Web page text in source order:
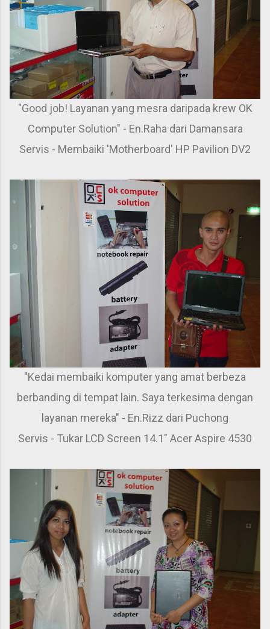
"Good job! Layanan yang mesra daripada krew OK
Computer Solution" - En.Raha dari Damansara
Servis - Membaiki 'Motherboard' HP Pavilion DV2
"Kedai membaiki komputer yang amat berbeza
berbanding di tempat lain. Saya terkesima dengan
layanan mereka" - En.Rizz dari Puchong
Servis - Tukar LCD Screen 14.1" Acer Aspire 4530